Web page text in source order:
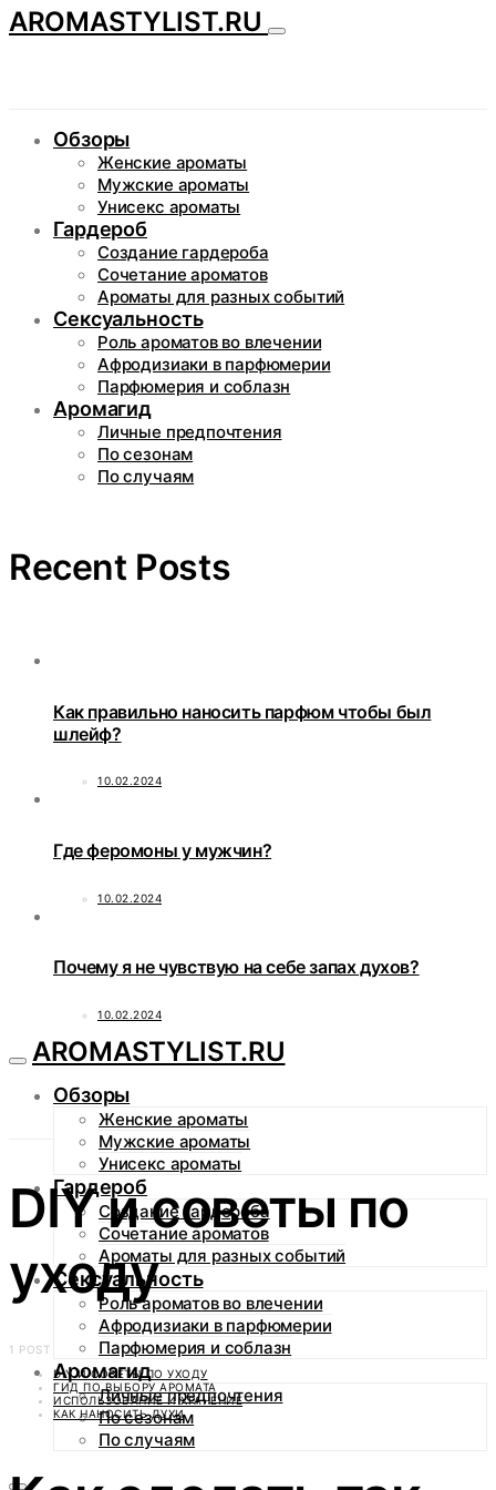
AROMASTYLIST.RU
Обзоры
Женские ароматы
Мужские ароматы
Унисекс ароматы
Гардероб
Создание гардероба
Сочетание ароматов
Ароматы для разных событий
Сексуальность
Роль ароматов во влечении
Афродизиаки в парфюмерии
Парфюмерия и соблазн
Аромагид
Личные предпочтения
По сезонам
По случаям
Recent Posts
Как правильно наносить парфюм чтобы был
шлейф?
10.02.2024
Где феромоны у мужчин?
10.02.2024
Почему я не чувствую на себе запах духов?
10.02.2024
AROMASTYLIST.RU
Обзоры
Женские ароматы
Мужские ароматы
Унисекс ароматы
Гардероб
Создание гардероба
Сочетание ароматов
Ароматы для разных событий
Сексуальность
Роль ароматов во влечении
Афродизиаки в парфюмерии
Парфюмерия и соблазн
Аромагид
Личные предпочтения
По сезонам
По случаям
DIY и советы по
уходу
1 POST
DIY И СОВЕТЫ ПО УХОДУ
ГИД ПО ВЫБОРУ АРОМАТА
ИСПОЛЬЗОВАНИЕ И ХРАНЕНИЕ
КАК НАНОСИТЬ ДУХИ